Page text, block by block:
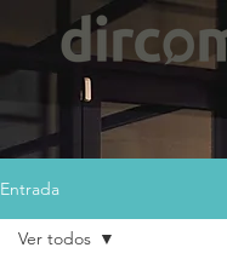
Entrada
Ver todos